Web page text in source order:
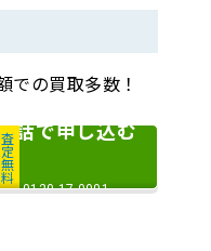
での買取多数！
査定無料
話で申し込む
0120-17-0001